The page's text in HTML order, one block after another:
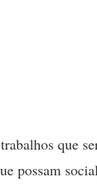
que
possam